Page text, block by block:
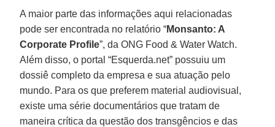
A maior parte das informações aqui relacionadas
pode ser encontrada no relatório “Monsanto: A
Corporate Profile”, da ONG Food & Water Watch.
Além disso, o portal “Esquerda.net” possuiu um
dossiê completo da empresa e sua atuação pelo
mundo. Para os que preferem material audiovisual,
existe uma série documentários que tratam de
maneira crítica da questão dos transgêncios e das